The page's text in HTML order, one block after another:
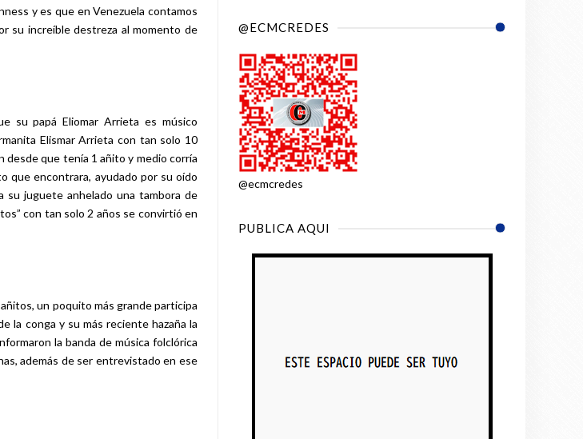
y es que en Venezuela contamos
su increíble destreza al momento de
su papá Eliomar Arrieta es músico
Elismar Arrieta con tan solo 10
desde que tenía 1 añito y medio corría
que encontrara, ayudado por su oído
su juguete anhelado una tambora de
con tan solo 2 años se convirtió en
un poquito más grande participa
la conga y su más reciente hazaña la
la banda de música folclórica
además de ser entrevistado en ese
@ECMCREDES
@ecmcredes
PUBLICA AQUI